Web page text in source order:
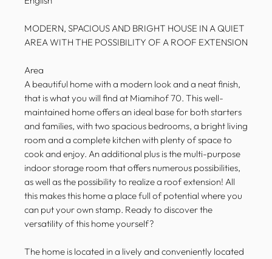
MODERN, SPACIOUS AND BRIGHT HOUSE IN A QUIET
AREA WITH THE POSSIBILITY OF A ROOF EXTENSION
Area
A beautiful home with a modern look and a neat finish,
that is what you will find at Miamihof 70. This well-
maintained home offers an ideal base for both starters
and families, with two spacious bedrooms, a bright living
room and a complete kitchen with plenty of space to
cook and enjoy. An additional plus is the multi-purpose
indoor storage room that offers numerous possibilities,
as well as the possibility to realize a roof extension! All
this makes this home a place full of potential where you
can put your own stamp. Ready to discover the
versatility of this home yourself?
The home is located in a lively and conveniently located